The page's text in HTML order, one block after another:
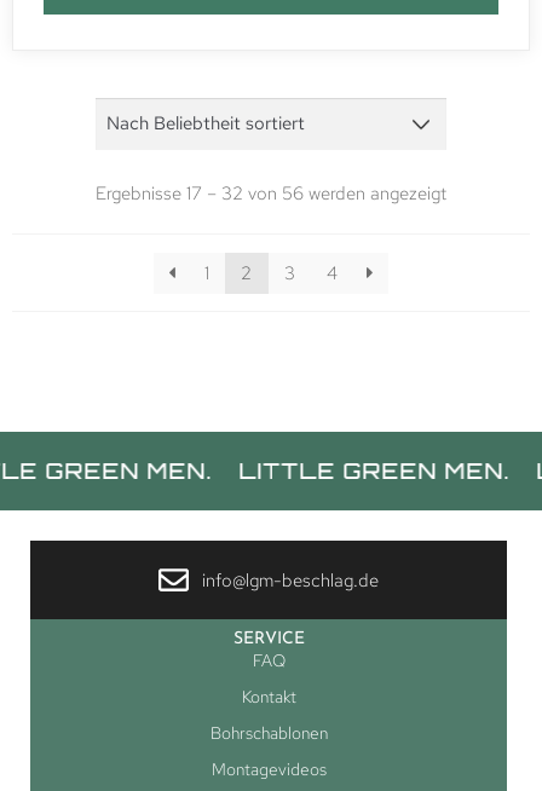
Ergebnisse 17 – 32 von 56 werden angezeigt
1 2 3 4
MEN. LITTLE GREEN MEN. LITTLE
info@lgm-beschlag.de
SERVICE
FAQ
Kontakt
Bohrschablonen
Montagevideos